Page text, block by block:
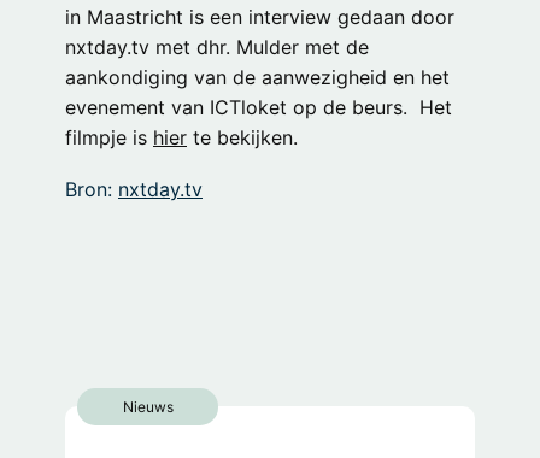
in Maastricht is een interview gedaan door
nxtday.tv met dhr. Mulder met de
aankondiging van de aanwezigheid en het
evenement van ICTloket op de beurs. Het
filmpje is hier te bekijken.
Bron: nxtday.tv
Nieuws